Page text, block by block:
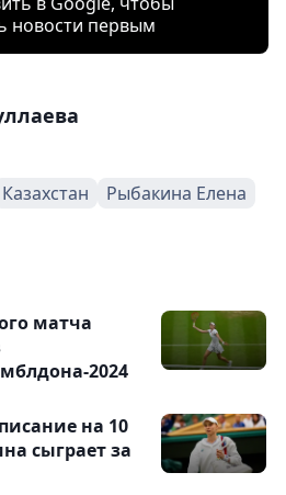
новости первым
Казахстан
Рыбакина Елена
матча
2024
на 10
сыграет за